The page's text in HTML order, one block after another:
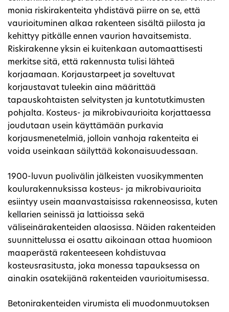
monia riskirakenteita yhdistävä piirre on se, että
vaurioituminen alkaa rakenteen sisältä piilosta ja
kehittyy pitkälle ennen vaurion havaitsemista.
Riskirakenne yksin ei kuitenkaan automaattisesti
merkitse sitä, että rakennusta tulisi lähteä
korjaamaan. Korjaustarpeet ja soveltuvat
korjaustavat tuleekin aina määrittää
tapauskohtaisten selvitysten ja kuntotutkimusten
pohjalta. Kosteus- ja mikrobivaurioita korjattaessa
joudutaan usein käyttämään purkavia
korjausmenetelmiä, jolloin vanhoja rakenteita ei
voida useinkaan säilyttää kokonaisuudessaan.
1900-luvun puolivälin jälkeisten vuosikymmenten
koulurakennuksissa kosteus- ja mikrobivaurioita
esiintyy usein maanvastaisissa rakenneosissa, kuten
kellarien seinissä ja lattioissa sekä
väliseinärakenteiden alaosissa. Näiden rakenteiden
suunnittelussa ei osattu aikoinaan ottaa huomioon
maaperästä rakenteeseen kohdistuvaa
kosteusrasitusta, joka monessa tapauksessa on
ainakin osatekijänä rakenteiden vaurioitumisessa.
Betonirakenteiden virumista eli muodonmuutoksen